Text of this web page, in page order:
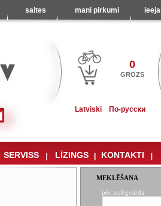
saites mani pirkumi ieeja
0
GROZS
Latviski По-русски
SERVISS LĪZINGS KONTAKTI
MEKLĒŠANA
pēc atslēgvārda